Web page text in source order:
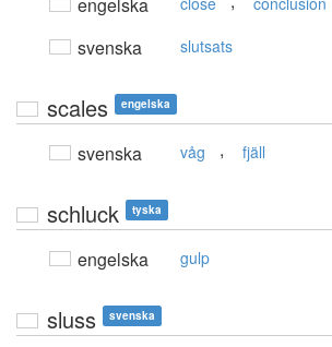
engelska
svenska slutsats
scales engelska
svenska våg , fjäll
schluck tyska
engelska gulp
sluss svenska